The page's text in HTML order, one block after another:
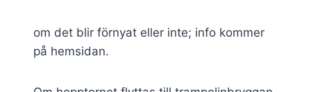
om det blir förnyat eller inte; info kommer
på hemsidan.